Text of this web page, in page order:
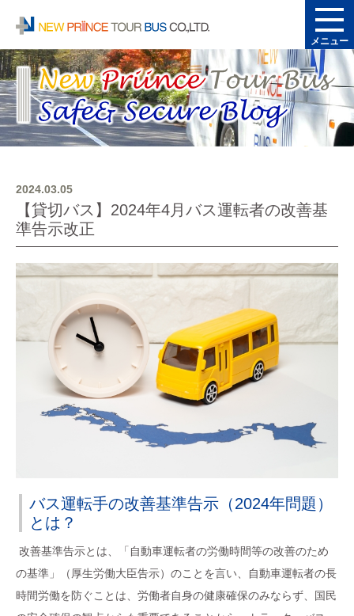
メニュー
2024.03.05
【貸切バス】2024年4月バス運転者の改善基
準告示改正
バス運転手の改善基準告示（2024年問題）
とは？
改善基準告示とは、「自動車運転者の労働時間等の改善のため
の基準」（厚生労働大臣告示）のことを言い、自動車運転者の長
時間労働を防ぐことは、労働者自身の健康確保のみならず、国民